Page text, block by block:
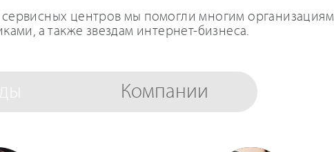
центров мы помогли многим организациям
а также звездам интернет-бизнеса.
Компании